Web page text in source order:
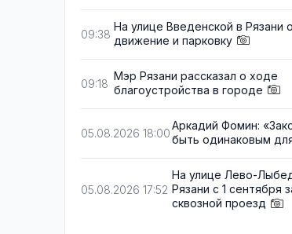
09:38
На улице Введенской в Рязани
движение и парковку
09:18
Мэр Рязани рассказал о ходе
благоустройства в городе
05.08.2026 18:00
Аркадий Фомин:
быть одинаковым
05.08.2026 17:52
На улице Лево-
Рязани с 1 сентября
сквозной проезд